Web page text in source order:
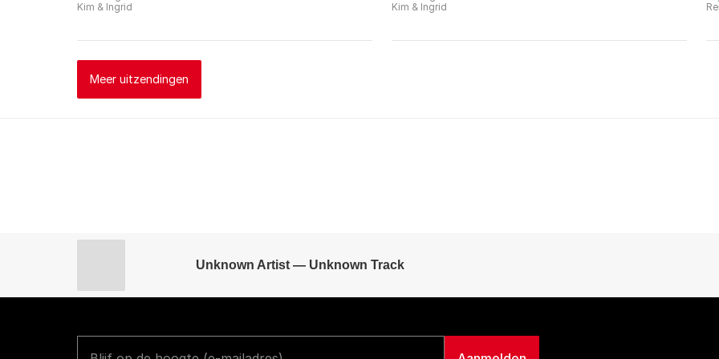
Kim & Ingrid
Kim & Ingrid
Meer uitzendingen
Unknown Artist — Unknown Track